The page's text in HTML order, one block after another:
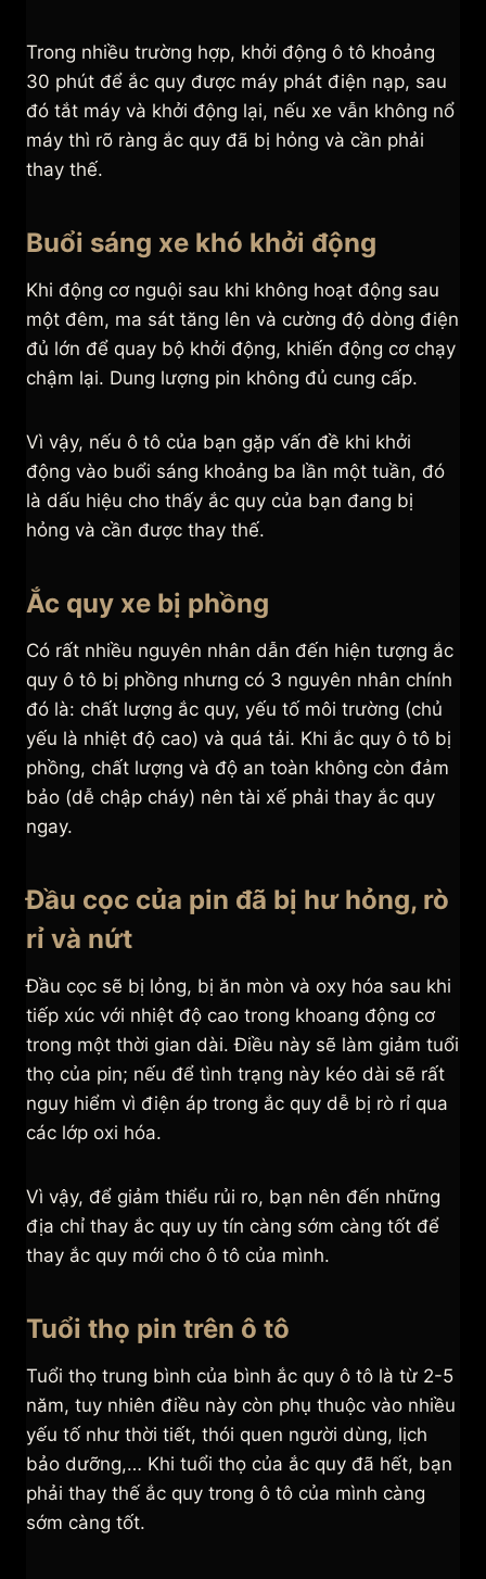
Trong nhiều trường hợp, khởi động ô tô khoảng
30 phút để ắc quy được máy phát điện nạp, sau
đó tắt máy và khởi động lại, nếu xe vẫn không nổ
máy thì rõ ràng ắc quy đã bị hỏng và cần phải
thay thế.
Buổi sáng xe khó khởi động
Khi động cơ nguội sau khi không hoạt động sau
một đêm, ma sát tăng lên và cường độ dòng điện
đủ lớn để quay bộ khởi động, khiến động cơ chạy
chậm lại. Dung lượng pin không đủ cung cấp.
Vì vậy, nếu ô tô của bạn gặp vấn đề khi khởi
động vào buổi sáng khoảng ba lần một tuần, đó
là dấu hiệu cho thấy ắc quy của bạn đang bị
hỏng và cần được thay thế.
Ắc quy xe bị phồng
Có rất nhiều nguyên nhân dẫn đến hiện tượng ắc
quy ô tô bị phồng nhưng có 3 nguyên nhân chính
đó là: chất lượng ắc quy, yếu tố môi trường (chủ
yếu là nhiệt độ cao) và quá tải. Khi ắc quy ô tô bị
phồng, chất lượng và độ an toàn không còn đảm
bảo (dễ chập cháy) nên tài xế phải thay ắc quy
ngay.
Đầu cọc của pin đã bị hư hỏng, rò
rỉ và nứt
Đầu cọc sẽ bị lỏng, bị ăn mòn và oxy hóa sau khi
tiếp xúc với nhiệt độ cao trong khoang động cơ
trong một thời gian dài. Điều này sẽ làm giảm tuổi
thọ của pin; nếu để tình trạng này kéo dài sẽ rất
nguy hiểm vì điện áp trong ắc quy dễ bị rò rỉ qua
các lớp oxi hóa.
Vì vậy, để giảm thiểu rủi ro, bạn nên đến những
địa chỉ thay ắc quy uy tín càng sớm càng tốt để
thay ắc quy mới cho ô tô của mình.
Tuổi thọ pin trên ô tô
Tuổi thọ trung bình của bình ắc quy ô tô là từ 2-5
năm, tuy nhiên điều này còn phụ thuộc vào nhiều
yếu tố như thời tiết, thói quen người dùng, lịch
bảo dưỡng,… Khi tuổi thọ của ắc quy đã hết, bạn
phải thay thế ắc quy trong ô tô của mình càng
sớm càng tốt.